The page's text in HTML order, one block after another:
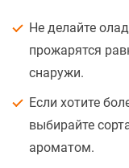
Не делайте
прожарятся
снаружи.
Если хотите
выбирайте
ароматом.